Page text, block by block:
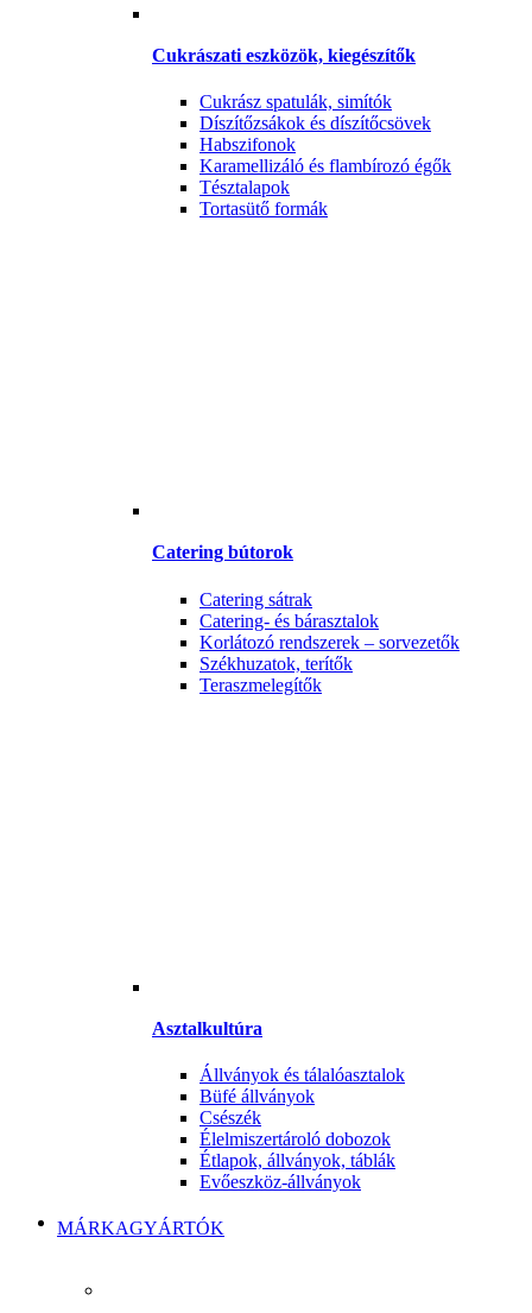
Cukrászati eszközök, kiegészítők
Cukrász spatulák, simítók
Díszítőzsákok és díszítőcsövek
Habszifonok
Karamellizáló és flambírozó égők
Tésztalapok
Tortasütő formák
Catering bútorok
Catering sátrak
Catering- és bárasztalok
Korlátozó rendszerek – sorvezetők
Székhuzatok, terítők
Teraszmelegítők
Asztalkultúra
Állványok és tálalóasztalok
Büfé állványok
Csészék
Élelmiszertároló dobozok
Étlapok, állványok, táblák
Evőeszköz-állványok
MÁRKAGYÁRTÓK